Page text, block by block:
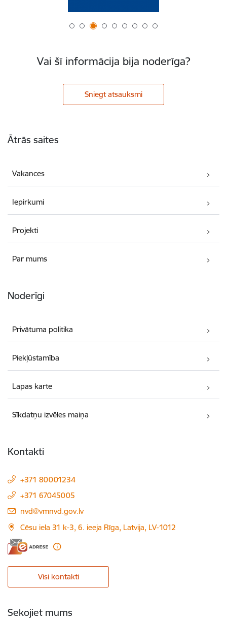
Vai šī informācija bija noderīga?
Sniegt atsauksmi
Ātrās saites
Vakances
Iepirkumi
Projekti
Par mums
Noderīgi
Privātuma politika
Piekļūstamība
Lapas karte
Sīkdatņu izvēles maiņa
Kontakti
+371 80001234
+371 67045005
E-pasts:
nvd@vmnvd.gov.lv
Cēsu iela 31 k-3, 6. ieeja Rīga, Latvija, LV-1012
Visi kontakti
Sekojiet mums